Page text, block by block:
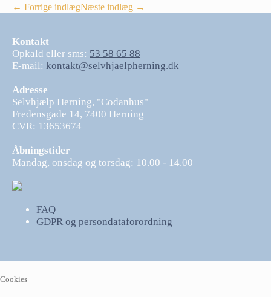
Indlægsnavigation
← Forrige indlægNæste indlæg →
Kontakt
Opkald eller sms: 53 58 65 88
E-mail: kontakt@selvhjaelpherning.dk
Adresse
Selvhjælp Herning, "Codanhus"
Fredensgade 14, 7400 Herning
CVR: 13653674
Åbningstider
Mandag, onsdag og torsdag: 10.00 - 14.00
FAQ
GDPR og persondataforordning
Cookies